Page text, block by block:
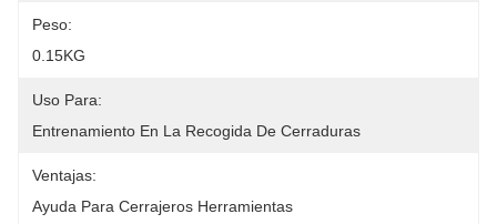
Peso:
0.15KG
Uso Para:
Entrenamiento En La Recogida De Cerraduras
Ventajas:
Ayuda Para Cerrajeros Herramientas